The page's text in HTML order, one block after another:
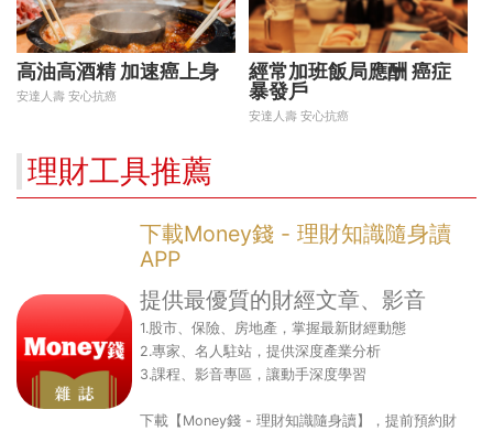
高油高酒精 加速癌上身
安達人壽 安心抗癌
經常加班飯局應酬 癌症
暴發戶
安達人壽 安心抗癌
理財工具推薦
下載Money錢 - 理財知識隨身讀
APP
提供最優質的財經文章、影音
1.股市、保險、房地產，掌握最新財經動態
2.專家、名人駐站，提供深度產業分析
3.課程、影音專區，讓動手深度學習
下載【Money錢 - 理財知識隨身讀】，提前預約財